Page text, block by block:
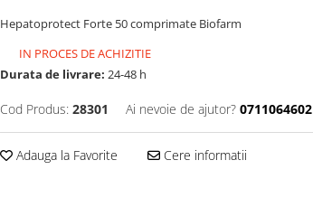
Hepatoprotect Forte 50 comprimate Biofarm
IN PROCES DE ACHIZITIE
Durata de livrare: 24-48 h
Cod Produs: 28301 Ai nevoie de ajutor? 0711064602
Adauga la Favorite Cere informatii